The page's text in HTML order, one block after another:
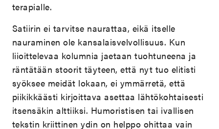
terapialle.
Satiirin ei tarvitse naurattaa, eikä itselle
nauraminen ole kansalaisvelvollisuus. Kun
liioittelevaa kolumnia jaetaan tuohtuneena ja
räntätään stoorit täyteen, että nyt tuo elitisti
syöksee meidät lokaan, ei ymmärretä, että
piikikkäästi kirjoittava asettaa lähtökohtaisesti
itsensäkin alttiiksi. Humoristisen tai ivallisen
tekstin kriittinen ydin on helppo ohittaa vain